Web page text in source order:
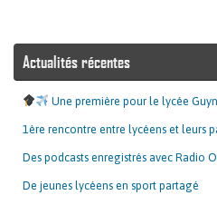
Actualités récentes
Une première pour le lycée
1ère rencontre entre lycéens et leurs
Des podcasts enregistrés avec Radio
De jeunes lycéens en sport partagé